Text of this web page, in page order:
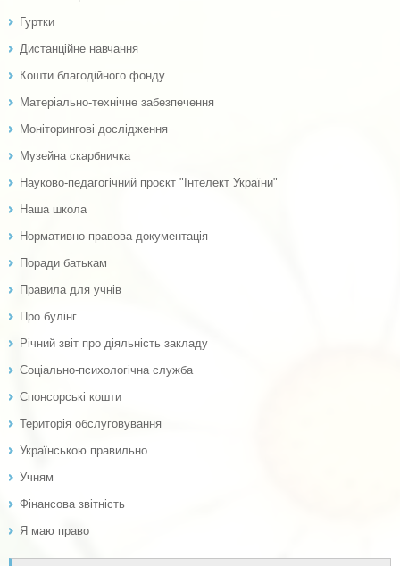
Гуртки
Дистанційне навчання
Кошти благодійного фонду
Матеріально-технічне забезпечення
Моніторингові дослідження
Музейна скарбничка
Науково-педагогічний проєкт "Інтелект України"
Наша школа
Нормативно-правова документація
Поради батькам
Правила для учнів
Про булінг
Річний звіт про діяльність закладу
Соціально-психологічна служба
Спонсорські кошти
Територія обслуговування
Українською правильно
Учням
Фінансова звітність
Я маю право